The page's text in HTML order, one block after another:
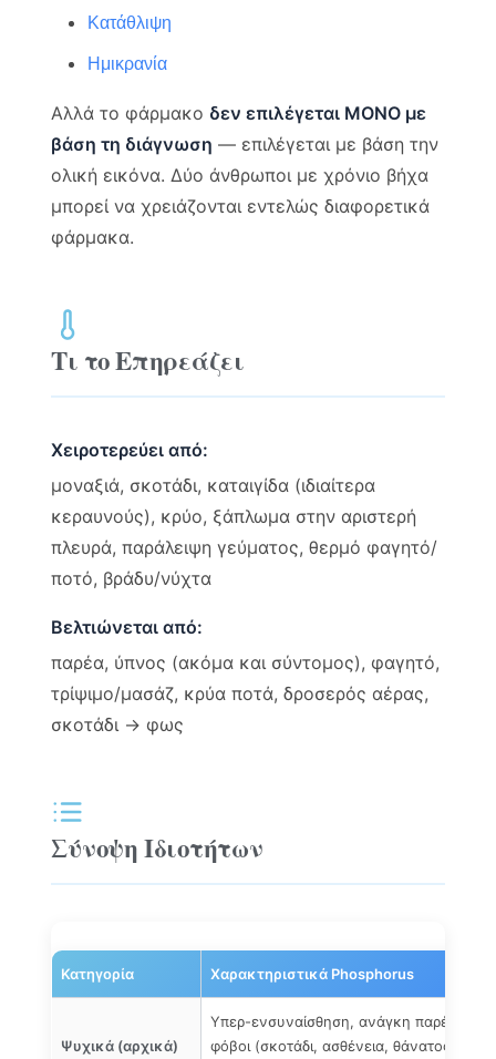
Κατάθλιψη
Ημικρανία
Αλλά το φάρμακο δεν επιλέγεται ΜΟΝΟ με
βάση τη διάγνωση — επιλέγεται με βάση την
ολική εικόνα. Δύο άνθρωποι με χρόνιο βήχα
μπορεί να χρειάζονται εντελώς διαφορετικά
φάρμακα.
Τι το Επηρεάζει
Χειροτερεύει από:
μοναξιά, σκοτάδι, καταιγίδα (ιδιαίτερα
κεραυνούς), κρύο, ξάπλωμα στην αριστερή
πλευρά, παράλειψη γεύματος, θερμό φαγητό/
ποτό, βράδυ/νύχτα
Βελτιώνεται από:
παρέα, ύπνος (ακόμα και σύντομος), φαγητό,
τρίψιμο/μασάζ, κρύα ποτά, δροσερός αέρας,
σκοτάδι → φως
Σύνοψη Ιδιοτήτων
Κατηγορία Χαρακτηριστικά Phosphorus
Ψυχικά (αρχικά)
Υπερ-ενσυναίσθηση, ανάγκη παρέας και
φόβοι (σκοτάδι, ασθένεια, θάνατος,